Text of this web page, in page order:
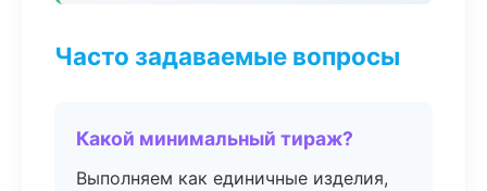
Часто задаваемые вопросы
Какой минимальный тираж?
Выполняем как единичные изделия,